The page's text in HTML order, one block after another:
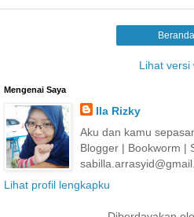
Beranda
Lihat versi
Mengenai Saya
Ila Rizky
Aku dan kamu
Blogger | Bookworm |
Lihat profil lengkapku